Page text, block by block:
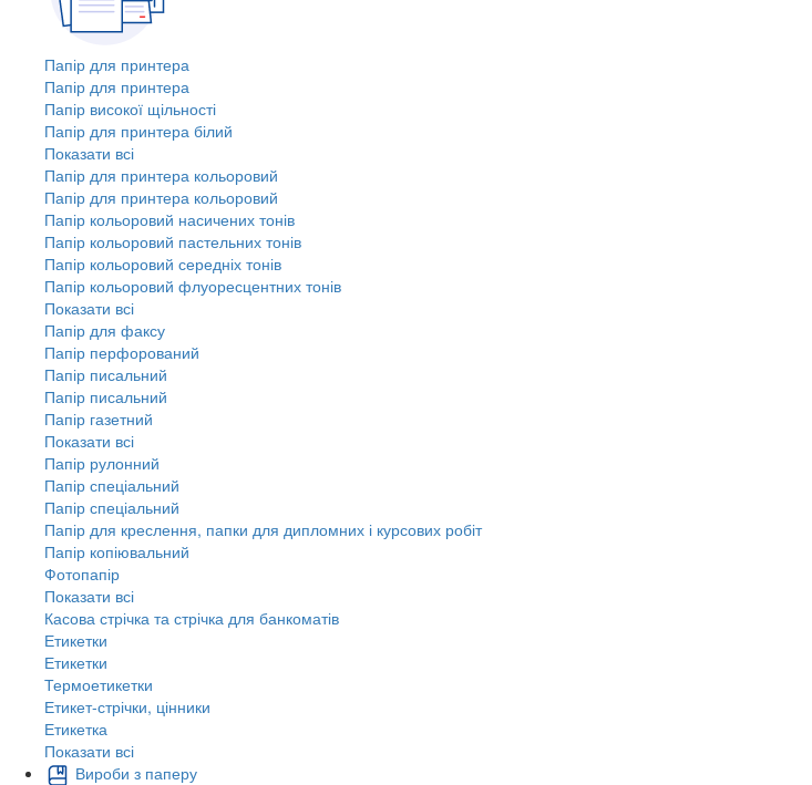
Папір для принтера
Папір для принтера
Папір високої щільності
Папір для принтера білий
Показати всі
Папір для принтера кольоровий
Папір для принтера кольоровий
Папір кольоровий насичених тонів
Папір кольоровий пастельних тонів
Папір кольоровий середніх тонів
Папір кольоровий флуоресцентних тонів
Показати всі
Папір для факсу
Папір перфорований
Папір писальний
Папір писальний
Папір газетний
Показати всі
Папір рулонний
Папір спеціальний
Папір спеціальний
Папір для креслення, папки для дипломних і курсових робіт
Папір копіювальний
Фотопапір
Показати всі
Касова стрічка та стрічка для банкоматів
Етикетки
Етикетки
Термоетикетки
Етикет-стрічки, цінники
Етикетка
Показати всі
Вироби з паперу